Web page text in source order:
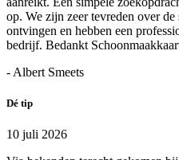
op. We zijn zeer tevreden over
ontvingen en hebben een
bedrijf. Bedankt
- Albert Smeets
Dé tip
10 juli 2026